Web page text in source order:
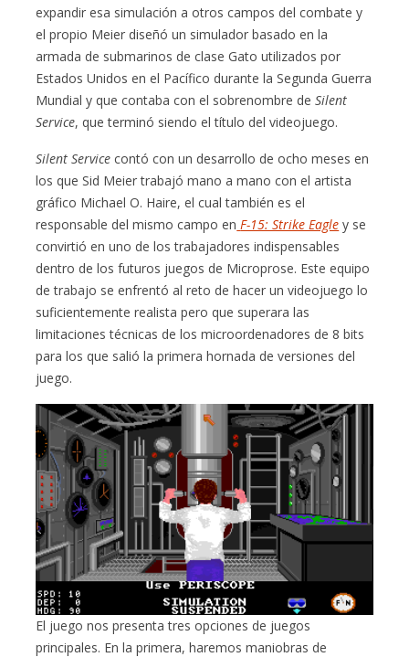
expandir esa simulación a otros campos del combate y
el propio Meier diseñó un simulador basado en la
armada de submarinos de clase Gato utilizados por
Estados Unidos en el Pacífico durante la Segunda Guerra
Mundial y que contaba con el sobrenombre deSilent
Service, que terminó siendo el título del videojuego.
Silent Service contó con un desarrollo de ocho meses en
los que Sid Meier trabajó mano a mano con el artista
gráfico Michael O. Haire, el cual también es el
responsable del mismo campo en F-15: Strike Eagle y se
convirtió en uno de los trabajadores indispensables
dentro de los futuros juegos de Microprose. Este equipo
de trabajo se enfrentó al reto de hacer un videojuego lo
suficientemente realista pero que superara las
limitaciones técnicas de los microordenadores de 8 bits
para los que salió la primera hornada de versiones del
juego.
El juego nos presenta tres opciones de juegos
principales. En la primera, haremos maniobras de